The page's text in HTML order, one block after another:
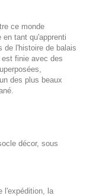
ce monde
tant qu'apprenti
de l'histoire de balais
finie avec des
des plus beaux
décor, sous
l'expédition, la